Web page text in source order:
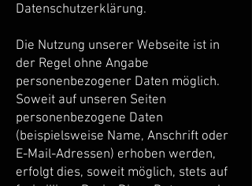
Datenschutzerklärung.
Die Nutzung unserer Webseite ist in
der Regel ohne Angabe
personenbezogener Daten möglich.
Soweit auf unseren Seiten
personenbezogene Daten
(beispielsweise Name, Anschrift oder
E-Mail-Adressen) erhoben werden,
erfolgt dies, soweit möglich, stets auf